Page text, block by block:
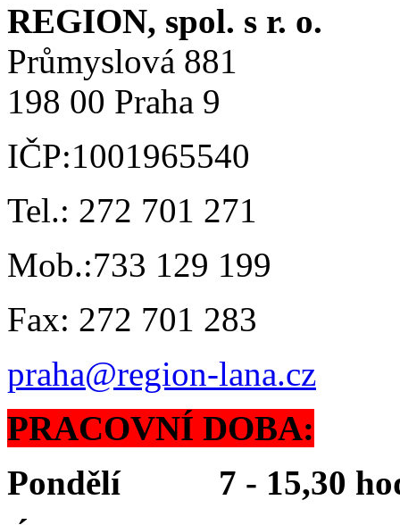
REGION, spol. s r. o.
Průmyslová 881
198 00 Praha 9
IČP:1001965540
Tel.: 272 701 271
Mob.:733 129 199
Fax: 272 701 283
praha@region-lana.cz
PRACOVNÍ DOBA:
Pondělí 7 - 15,30